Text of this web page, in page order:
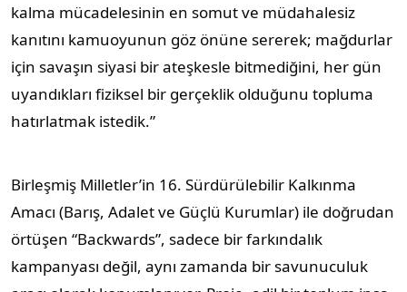
kalma mücadelesinin en somut ve müdahalesiz
kanıtını kamuoyunun göz önüne sererek; mağdurlar
için savaşın siyasi bir ateşkesle bitmediğini, her gün
uyandıkları fiziksel bir gerçeklik olduğunu topluma
hatırlatmak istedik.”
Birleşmiş Milletler’in 16. Sürdürülebilir Kalkınma
Amacı (Barış, Adalet ve Güçlü Kurumlar) ile doğrudan
örtüşen “Backwards”, sadece bir farkındalık
kampanyası değil, aynı zamanda bir savunuculuk